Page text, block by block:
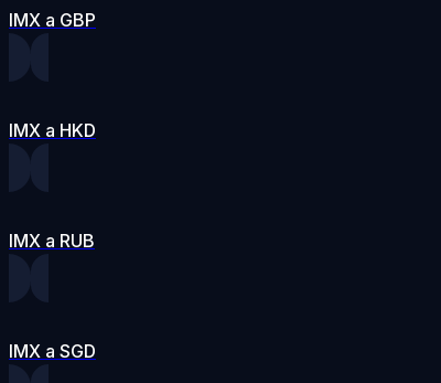
IMX a GBP
IMX a HKD
IMX a RUB
IMX a SGD